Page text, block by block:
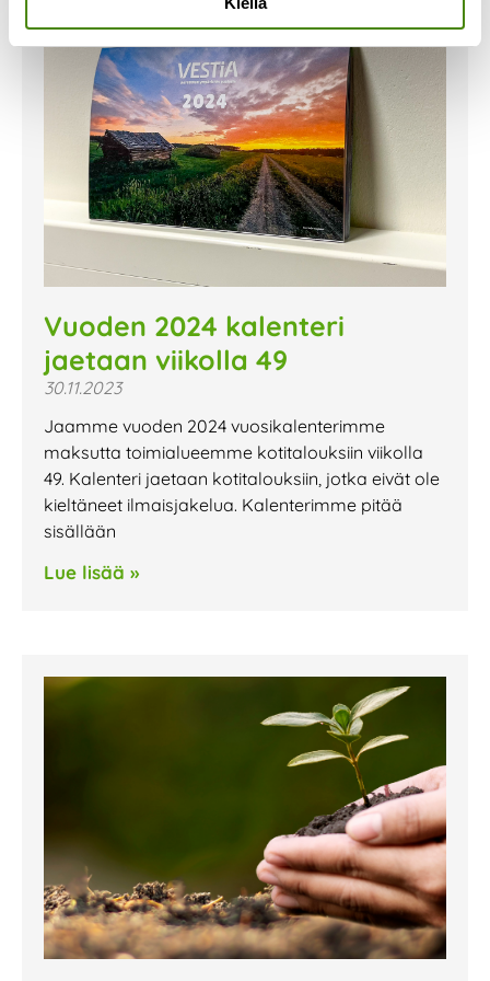
Vuoden 2024 kalenteri
jaetaan viikolla 49
30.11.2023
Jaamme vuoden 2024 vuosikalenterimme
maksutta toimialueemme kotitalouksiin viikolla
49. Kalenteri jaetaan kotitalouksiin, jotka eivät ole
kieltäneet ilmaisjakelua. Kalenterimme pitää
sisällään
Lue lisää »